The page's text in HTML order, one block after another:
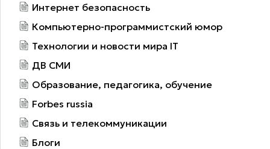
Интернет безопасность
Компьютерно-программистский юмор
Технологии и новости мира IT
ДВ СМИ
Образование, педагогика, обучение
Forbes russia
Связь и телекоммуникации
Блоги